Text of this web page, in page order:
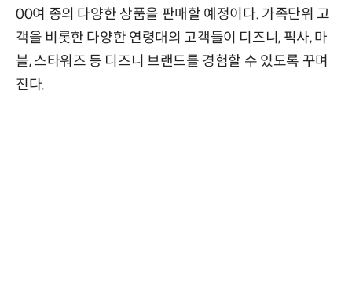
00여 종의 다양한 상품을 판매할 예정이다. 가족단위 고
객을 비롯한 다양한 연령대의 고객들이 디즈니, 픽사, 마
블, 스타워즈 등 디즈니 브랜드를 경험할 수 있도록 꾸며
진다.